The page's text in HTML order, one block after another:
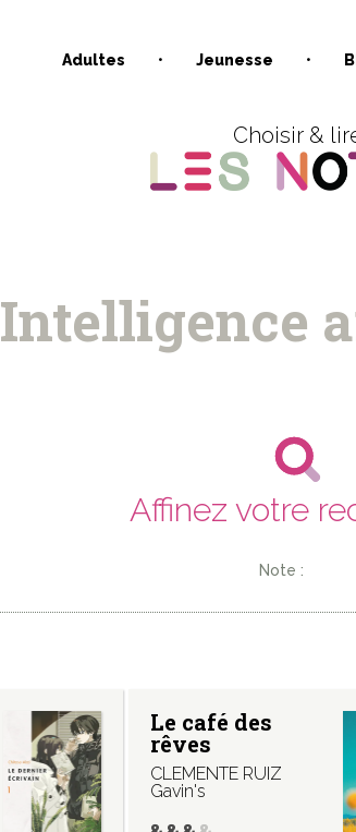
Adultes Jeunesse
Choisir &
Intelligence
Affinez votre
Note :
Le café des
rêves
CLEMENTE RUIZ
Gavin's